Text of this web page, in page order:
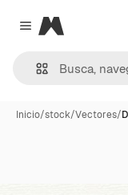
Close menu
Magnific
Inicio/stock/Vectores/